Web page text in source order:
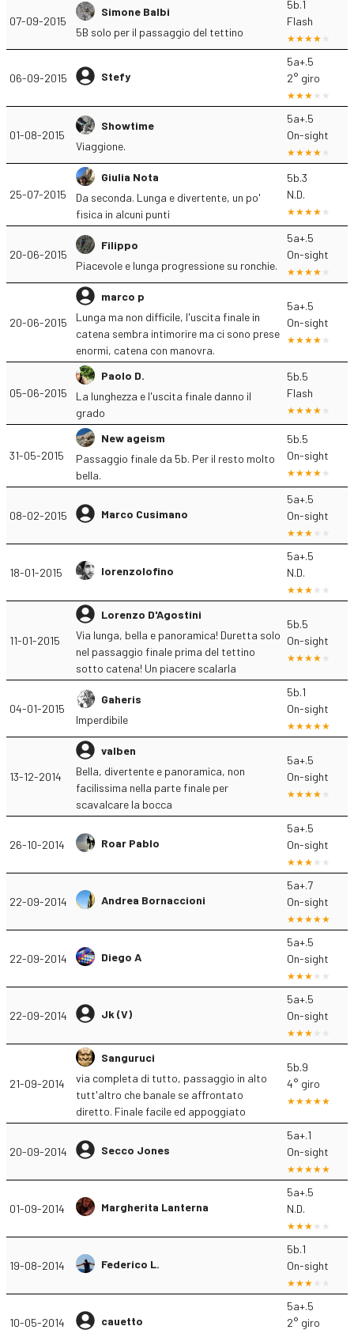
07-09-2015
Simone Balbi
5B solo per il passaggio del tettino
5b.1
Flash
06-09-2015 Stefy
5a+.5
2° giro
01-08-2015
Showtime
Viaggione.
5a+.5
On-sight
25-07-2015
Giulia Nota
Da seconda. Lunga e divertente, un po'
fisica in alcuni punti
5b.3
N.D.
20-06-2015
Filippo
Piacevole e lunga progressione su ronchie.
5a+.5
On-sight
20-06-2015
marco p
Lunga ma non difficile, l'uscita finale in
catena sembra intimorire ma ci sono prese
enormi, catena con manovra.
5a+.5
On-sight
05-06-2015
Paolo D.
La lunghezza e l'uscita finale danno il
grado
5b.5
Flash
31-05-2015
New ageism
Passaggio finale da 5b. Per il resto molto
bella.
5b.5
On-sight
08-02-2015 Marco Cusimano
5a+.5
On-sight
18-01-2015 lorenzolofino
5a+.5
N.D.
11-01-2015
Lorenzo D'Agostini
Via lunga, bella e panoramica! Duretta solo
nel passaggio finale prima del tettino
sotto catena! Un piacere scalarla
5b.5
On-sight
04-01-2015
Gaheris
Imperdibile
5b.1
On-sight
13-12-2014
valben
Bella, divertente e panoramica, non
facilissima nella parte finale per
scavalcare la bocca
5a+.5
On-sight
26-10-2014 Roar Pablo
5a+.5
On-sight
22-09-2014 Andrea Bornaccioni
5a+.7
On-sight
22-09-2014 Diego A
5a+.5
On-sight
22-09-2014 Jk (V)
5a+.5
On-sight
21-09-2014
Sanguruci
via completa di tutto, passaggio in alto
tutt'altro che banale se affrontato
diretto. Finale facile ed appoggiato
5b.9
4° giro
20-09-2014 Secco Jones
5a+.1
On-sight
01-09-2014 Margherita Lanterna
5a+.5
N.D.
19-08-2014 Federico L.
5b.1
On-sight
10-05-2014 cauetto
5a+.5
2° giro